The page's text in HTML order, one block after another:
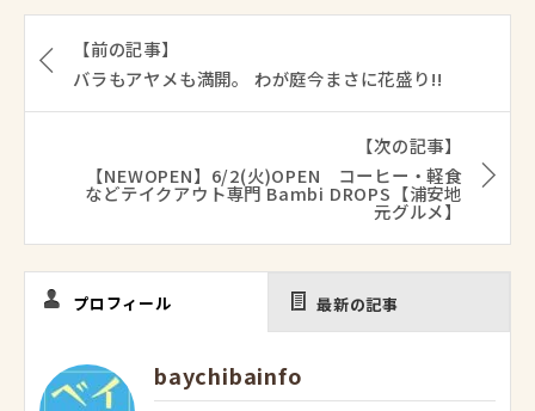
【前の記事】
バラもアヤメも満開。 わが庭今まさに花盛り!!
【次の記事】
【NEWOPEN】6/2(火)OPEN コーヒー・軽食
などテイクアウト専門 Bambi DROPS【浦安地
元グルメ】
プロフィール 最新の記事
baychibainfo